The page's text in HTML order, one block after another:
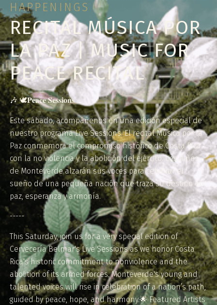
HAPPENINGS
RECITAL MÚSICA POR
LA PAZ | MUSIC FOR
PEACE RECITAL
🎶 🕊️𝐏𝐞𝐚𝐜𝐞 𝐒𝐞𝐬𝐬𝐢𝐨𝐧𝐬
Este sábado, acompáñenos en una edición especial de
nuestro programa Live Sessions. El recital Música por la
Paz conmemora el compromiso histórico de Costa Rica
con la no violencia y la abolición del ejército. Les niñes
de Monteverde alzarán sus voces para celebrar el
sueño de una pequeña nación que traza su destino en
paz, esperanza y armonía.
-----
This Saturday, join us for a very special edition of
Cervecería Belmar's Live Sessions as we honor Costa
Rica's historic commitment to nonviolence and the
abolition of its armed forces. Monteverde's young and
talented voices will rise in celebration of a nation’s path,
guided by peace, hope, and harmony.🌟 Featured Artists